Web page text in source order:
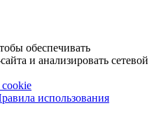
обеспечивать
и анализировать сетевой
использования